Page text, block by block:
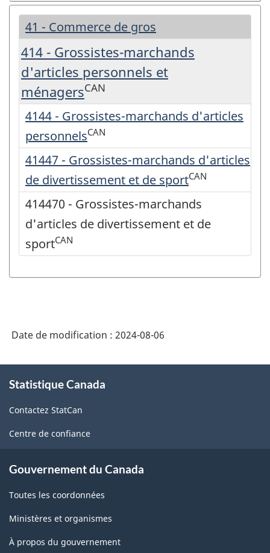
41 - Commerce de gros
414 - Grossistes-marchands
d'articles personnels et
ménagersCAN
4144 - Grossistes-marchands d'articles
personnelsCAN
41447 - Grossistes-marchands d'articles
de divertissement et de sportCAN
414470 - Grossistes-marchands
d'articles de divertissement et de
sportCAN
Date de modification : 2024-08-06
propos
ce
site
Statistique Canada
Contactez StatCan
Centre de confiance
Gouvernement du Canada
Toutes les coordonnées
Ministères et organismes
À propos du gouvernement